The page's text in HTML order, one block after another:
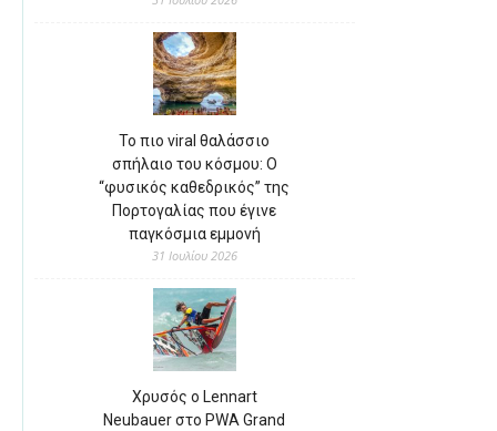
Το πιο viral θαλάσσιο
σπήλαιο του κόσμου: Ο
“φυσικός καθεδρικός” της
Πορτογαλίας που έγινε
παγκόσμια εμμονή
31 Ιουλίου 2026
Χρυσός ο Lennart
Neubauer στο PWA Grand